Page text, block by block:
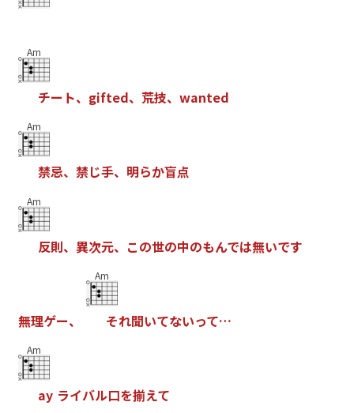
Am
チー ト、 gifted、 荒技、 wanted
Am
禁忌、 禁じ手、 明らか盲点
Am
反則、 異次元、 この世の中のもんでは無いです
無理ゲー、
Am
それ聞いてないって…
Am
ay ライバル口を揃えて